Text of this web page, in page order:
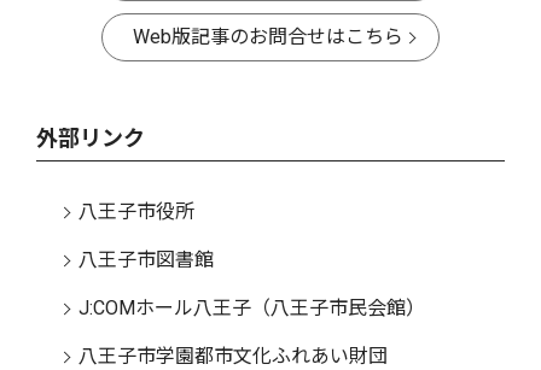
Web版記事のお問合せはこちら
外部リンク
八王子市役所
八王子市図書館
J:COMホール八王子（八王子市民会館）
八王子市学園都市文化ふれあい財団